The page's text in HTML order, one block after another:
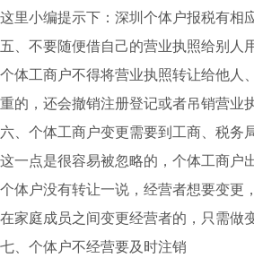
这里小编提示下：深圳个体户报税有相
五、不要随便借自己的营业执照给别人
个体工商户不得将营业执照转让给他人
重的，还会撤销注册登记或者吊销营业
六、个体工商户变更需要到工商、税务
这一点是很容易被忽略的，个体工商户
个体户没有转让一说，经营者想要变更
在家庭成员之间变更经营者的，只需做
七、个体户不经营要及时注销